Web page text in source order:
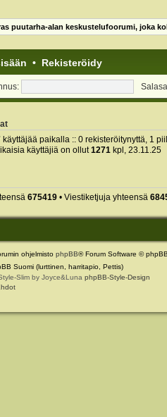
puutarha-alan keskustelufoorumi, joka
• Rekisteröidy
käyttäjää paikalla :: 0 rekisteröitynyttä, 1
käyttäjiä on ollut1271kpl, 23.11.25
675419• Viestiketjuja yhteensä
ohjelmisto phpBB® Forum Software ©
Suomi (lurttinen, harritapio, Pettis)
Slim by Joyce&Luna phpBB-Style-Design